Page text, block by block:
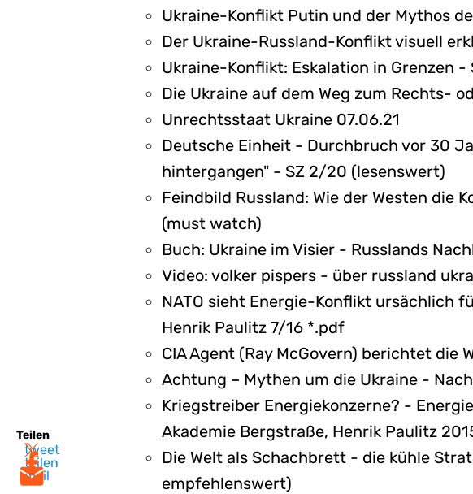
Teilen
tweet
teilen
mail
Ukraine-Konflikt Putin und der Mythos
Der Ukraine-Russland-Konflikt visuell
Ukraine-Konflikt: Eskalation in Grenzen -
Die Ukraine auf dem Weg zum Rechts-
Unrechtsstaat Ukraine 07.06.21
Deutsche Einheit - Durchbruch vor 30
hintergangen" - SZ 2/20 (lesenswert)
Feindbild Russland: Wie der Westen die
(must watch)
Buch: Ukraine im Visier - Russlands
Video: volker pispers - über russland
NATO sieht Energie-Konflikt ursächlich
Henrik Paulitz 7/16 *.pdf
CIA Agent (Ray McGovern) berichtet
Achtung – Mythen um die Ukraine -
Kriegstreiber Energiekonzerne? -
Akademie Bergstraße, Henrik Paulitz
Die Welt als Schachbrett - die kühle
empfehlenswert)